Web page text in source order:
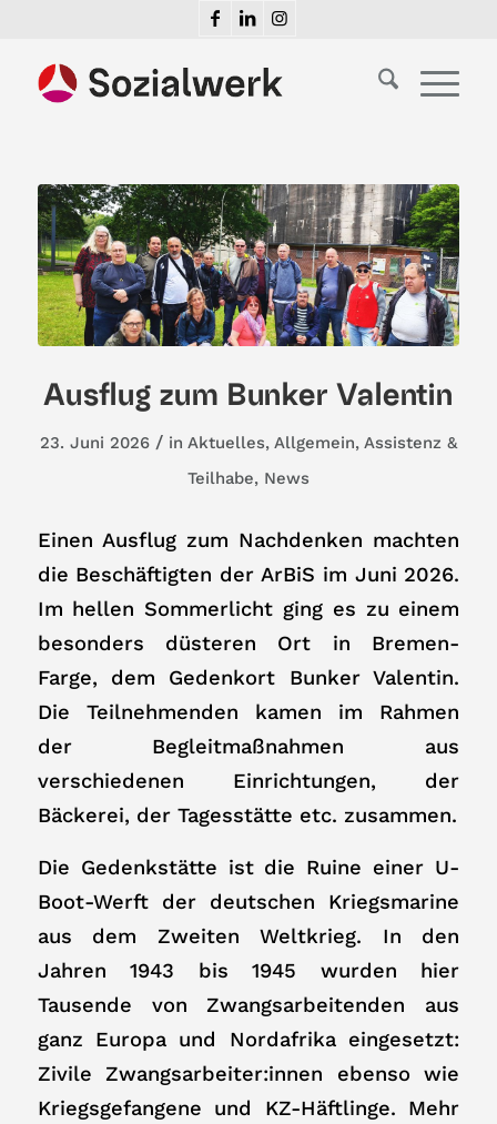
Ausflug zum Bunker Valentin
23. Juni 2026 / in Aktuelles, Allgemein, Assistenz &
Teilhabe, News
Einen Ausflug zum Nachdenken machten
die Beschäftigten der ArBiS im Juni 2026.
Im hellen Sommerlicht ging es zu einem
besonders düsteren Ort in Bremen-
Farge, dem Gedenkort Bunker Valentin.
Die Teilnehmenden kamen im Rahmen
der Begleitmaßnahmen aus
verschiedenen Einrichtungen, der
Bäckerei, der Tagesstätte etc. zusammen.
Die Gedenkstätte ist die Ruine einer U-
Boot-Werft der deutschen Kriegsmarine
aus dem Zweiten Weltkrieg. In den
Jahren 1943 bis 1945 wurden hier
Tausende von Zwangsarbeitenden aus
ganz Europa und Nordafrika eingesetzt:
Zivile Zwangsarbeiter:innen ebenso wie
Kriegsgefangene und KZ-Häftlinge. Mehr